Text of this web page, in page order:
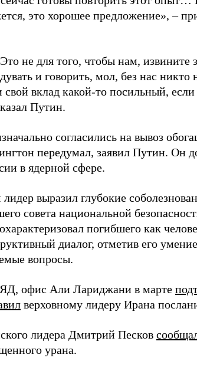
это хорошее предложение», –
не для того, чтобы нам, извините
и говорить, мол, без нас никто
вклад какой-то посильный, если
Путин.
согласились на вывоз
передумал, заявил Путин. Он
в ядерной сфере.
выразил глубокие
совета национальной
погибшего как
диалог, отметив его
вопросы.
офис Али Лариджани в марте
верховному лидеру Ирана
лидера Дмитрий Песков
урана.